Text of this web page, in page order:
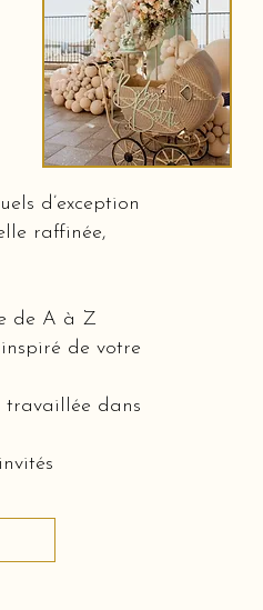
d’exception
raffinée,
de A à Z
de votre
travaillée dans